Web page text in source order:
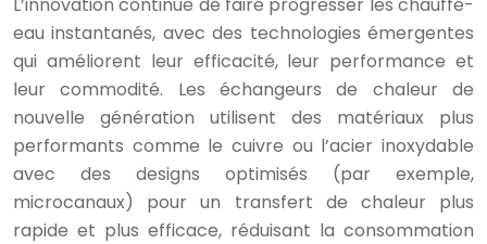
eau instantanés, avec des technologies émergentes
qui améliorent leur efficacité, leur performance et
leur commodité. Les échangeurs de chaleur de
nouvelle génération utilisent des matériaux plus
performants comme le cuivre ou l’acier inoxydable
avec des designs optimisés (par exemple,
microcanaux) pour un transfert de chaleur plus
rapide et plus efficace, réduisant la consommation